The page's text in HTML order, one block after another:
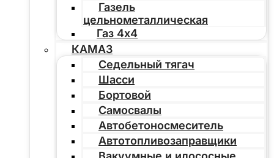
Газель
цельнометаллическая
Газ 4х4
КАМАЗ
Седельный тягач
Шасси
Бортовой
Самосвалы
Автобетоносмеситель
Автотопливозаправщики